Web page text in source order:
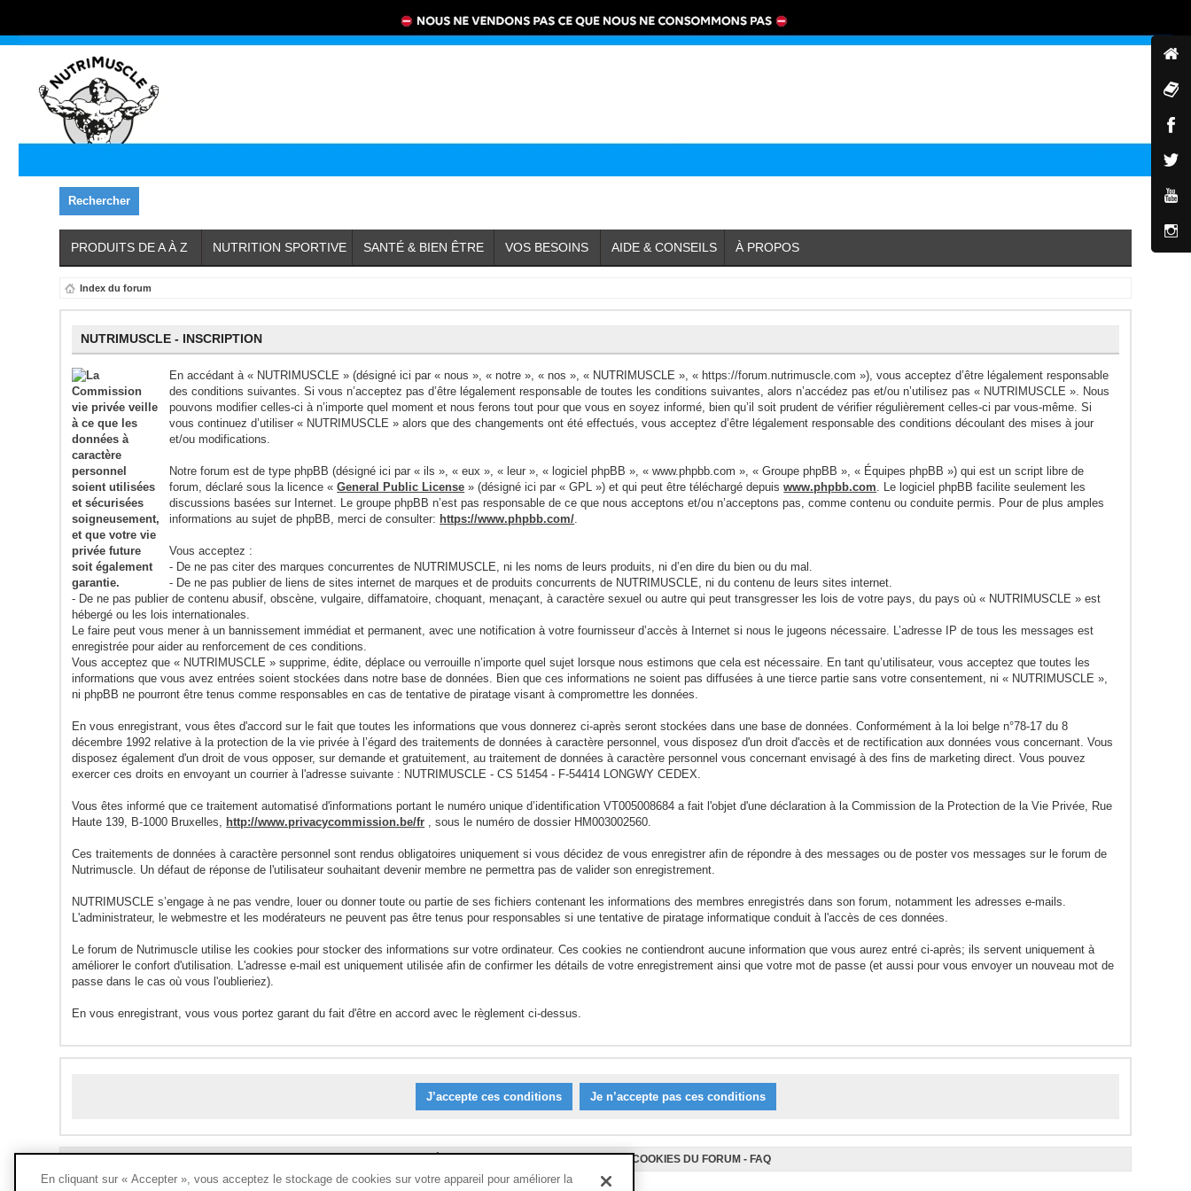
Rechercher
PRODUITS DE A À Z NUTRITION SPORTIVE SANTÉ & BIEN ÊTRE VOS BESOINS AIDE & CONSEILS À PROPOS
Index du forum
NUTRIMUSCLE - INSCRIPTION
En accédant à « NUTRIMUSCLE » (désigné ici par « nous », « notre », « nos », « NUTRIMUSCLE », « https://forum.nutrimuscle.com »), vous acceptez d’être légalement responsable
des conditions suivantes. Si vous n’acceptez pas d’être légalement responsable de toutes les conditions suivantes, alors n’accédez pas et/ou n’utilisez pas « NUTRIMUSCLE ». Nous
pouvons modifier celles-ci à n’importe quel moment et nous ferons tout pour que vous en soyez informé, bien qu’il soit prudent de vérifier régulièrement celles-ci par vous-même. Si
vous continuez d’utiliser « NUTRIMUSCLE » alors que des changements ont été effectués, vous acceptez d’être légalement responsable des conditions découlant des mises à jour
et/ou modifications.
Notre forum est de type phpBB (désigné ici par « ils », « eux », « leur », « logiciel phpBB », « www.phpbb.com », « Groupe phpBB », « Équipes phpBB ») qui est un script libre de
forum, déclaré sous la licence «General Public License » (désigné ici par « GPL ») et qui peut être téléchargé depuiswww.phpbb.com. Le logiciel phpBB facilite seulement les
discussions basées sur Internet. Le groupe phpBB n’est pas responsable de ce que nous acceptons et/ou n’acceptons pas, comme contenu ou conduite permis. Pour de plus amples
informations au sujet de phpBB, merci de consulter: https://www.phpbb.com/.
Vous acceptez :
- De ne pas citer des marques concurrentes de NUTRIMUSCLE, ni les noms de leurs produits, ni d’en dire du bien ou du mal.
- De ne pas publier de liens de sites internet de marques et de produits concurrents de NUTRIMUSCLE, ni du contenu de leurs sites internet.
- De ne pas publier de contenu abusif, obscène, vulgaire, diffamatoire, choquant, menaçant, à caractère sexuel ou autre qui peut transgresser les lois de votre pays, du pays où « NUTRIMUSCLE » est
hébergé ou les lois internationales.
Le faire peut vous mener à un bannissement immédiat et permanent, avec une notification à votre fournisseur d’accès à Internet si nous le jugeons nécessaire. L’adresse IP de tous les messages est
enregistrée pour aider au renforcement de ces conditions.
Vous acceptez que « NUTRIMUSCLE » supprime, édite, déplace ou verrouille n’importe quel sujet lorsque nous estimons que cela est nécessaire. En tant qu’utilisateur, vous acceptez que toutes les
informations que vous avez entrées soient stockées dans notre base de données. Bien que ces informations ne soient pas diffusées à une tierce partie sans votre consentement, ni « NUTRIMUSCLE »,
ni phpBB ne pourront être tenus comme responsables en cas de tentative de piratage visant à compromettre les données.
En vous enregistrant, vous êtes d'accord sur le fait que toutes les informations que vous donnerez ci-après seront stockées dans une base de données. Conformément à la loi belge n°78-17 du 8
décembre 1992 relative à la protection de la vie privée à l’égard des traitements de données à caractère personnel, vous disposez d'un droit d'accès et de rectification aux données vous concernant. Vous
disposez également d'un droit de vous opposer, sur demande et gratuitement, au traitement de données à caractère personnel vous concernant envisagé à des fins de marketing direct. Vous pouvez
exercer ces droits en envoyant un courrier à l'adresse suivante : NUTRIMUSCLE - CS 51454 - F-54414 LONGWY CEDEX.
Vous êtes informé que ce traitement automatisé d'informations portant le numéro unique d’identification VT005008684 a fait l'objet d'une déclaration à la Commission de la Protection de la Vie Privée, Rue
Haute 139, B-1000 Bruxelles, http://www.privacycommission.be/fr , sous le numéro de dossier HM003002560.
Ces traitements de données à caractère personnel sont rendus obligatoires uniquement si vous décidez de vous enregistrer afin de répondre à des messages ou de poster vos messages sur le forum de
Nutrimuscle. Un défaut de réponse de l'utilisateur souhaitant devenir membre ne permettra pas de valider son enregistrement.
NUTRIMUSCLE s’engage à ne pas vendre, louer ou donner toute ou partie de ses fichiers contenant les informations des membres enregistrés dans son forum, notamment les adresses e-mails.
L'administrateur, le webmestre et les modérateurs ne peuvent pas être tenus pour responsables si une tentative de piratage informatique conduit à l'accès de ces données.
Le forum de Nutrimuscle utilise les cookies pour stocker des informations sur votre ordinateur. Ces cookies ne contiendront aucune information que vous aurez entré ci-après; ils servent uniquement à
améliorer le confort d'utilisation. L'adresse e-mail est uniquement utilisée afin de confirmer les détails de votre enregistrement ainsi que votre mot de passe (et aussi pour vous envoyer un nouveau mot de
passe dans le cas où vous l'oublieriez).
En vous enregistrant, vous vous portez garant du fait d'être en accord avec le règlement ci-dessus.
SUPPRIMER LES COOKIES DU FORUM - FAQ
En cliquant sur « Accepter », vous acceptez le stockage de cookies sur votre appareil pour améliorer la